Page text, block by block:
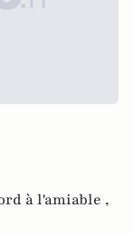
à l'amiable ,